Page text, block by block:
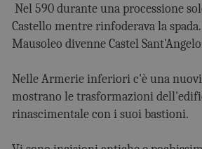
Nel 590 durante una processione
Castello mentre rinfoderava la
Mausoleo divenne Castel
Nelle Armerie inferiori c'è una
mostrano le trasformazioni
rinascimentale con i suoi bastioni.